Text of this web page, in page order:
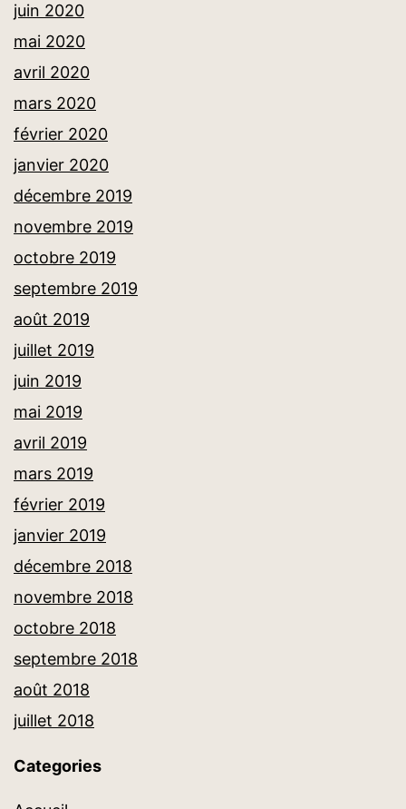
juin 2020
mai 2020
avril 2020
mars 2020
février 2020
janvier 2020
décembre 2019
novembre 2019
octobre 2019
septembre 2019
août 2019
juillet 2019
juin 2019
mai 2019
avril 2019
mars 2019
février 2019
janvier 2019
décembre 2018
novembre 2018
octobre 2018
septembre 2018
août 2018
juillet 2018
Categories